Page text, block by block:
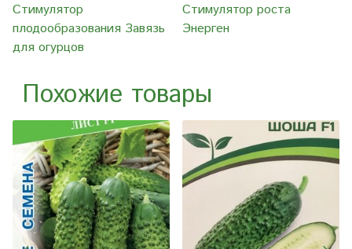
Стимулятор
плодообразования Завязь
для огурцов
Стимулятор роста
Энерген
Похожие товары